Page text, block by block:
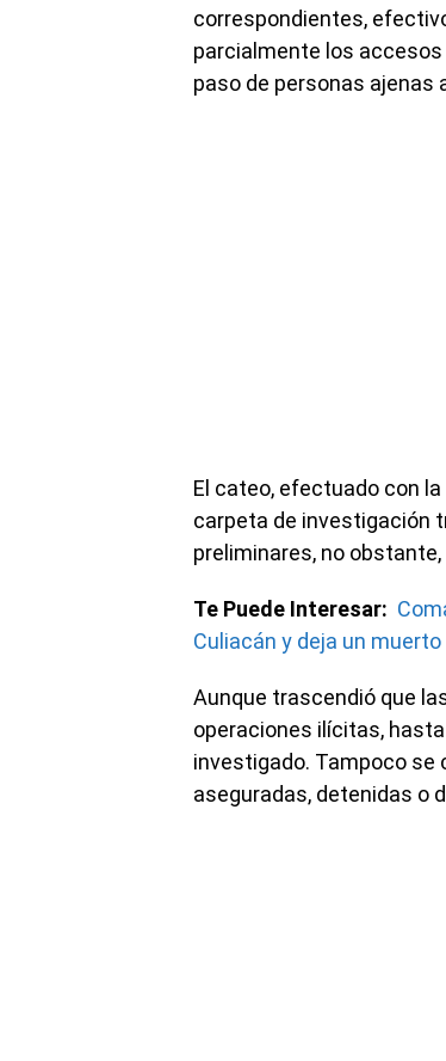
correspondientes,
parcialmente los accesos
paso de personas ajenas
El cateo, efectuado con
carpeta de investigación
preliminares, no
Te Puede Interesar:
Culiacán y deja un muerto
Aunque trascendió que
operaciones ilícitas,
investigado. Tampoco se
aseguradas, detenidas o